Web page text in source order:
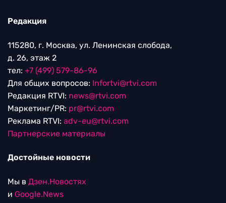
Редакция
115280, г. Москва, ул. Ленинская слобода,
д. 26, этаж 2
тел: +7 (499) 579-86-96
Для общих вопросов: Infortvi@rtvi.com
Редакция RTVI: news@rtvi.com
Маркетинг/PR: pr@rtvi.com
Реклама RTVI: adv-eu@rtvi.com
Партнерские материалы
Достойные новости
Мы в Дзен.Новостях
и Google.News